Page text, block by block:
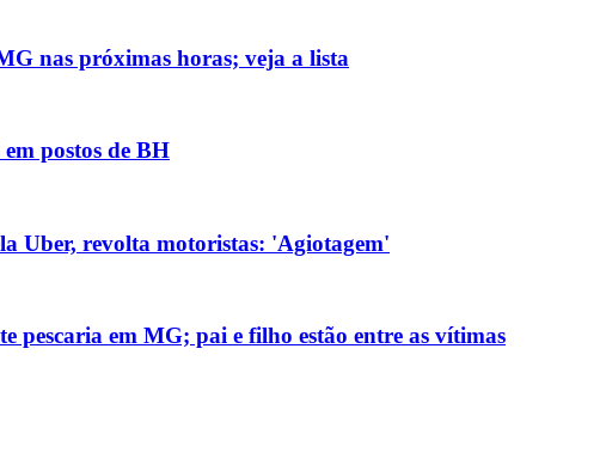
nas próximas horas; veja a lista
postos de BH
Uber, revolta motoristas: 'Agiotagem'
pescaria em MG; pai e filho estão entre as vítimas